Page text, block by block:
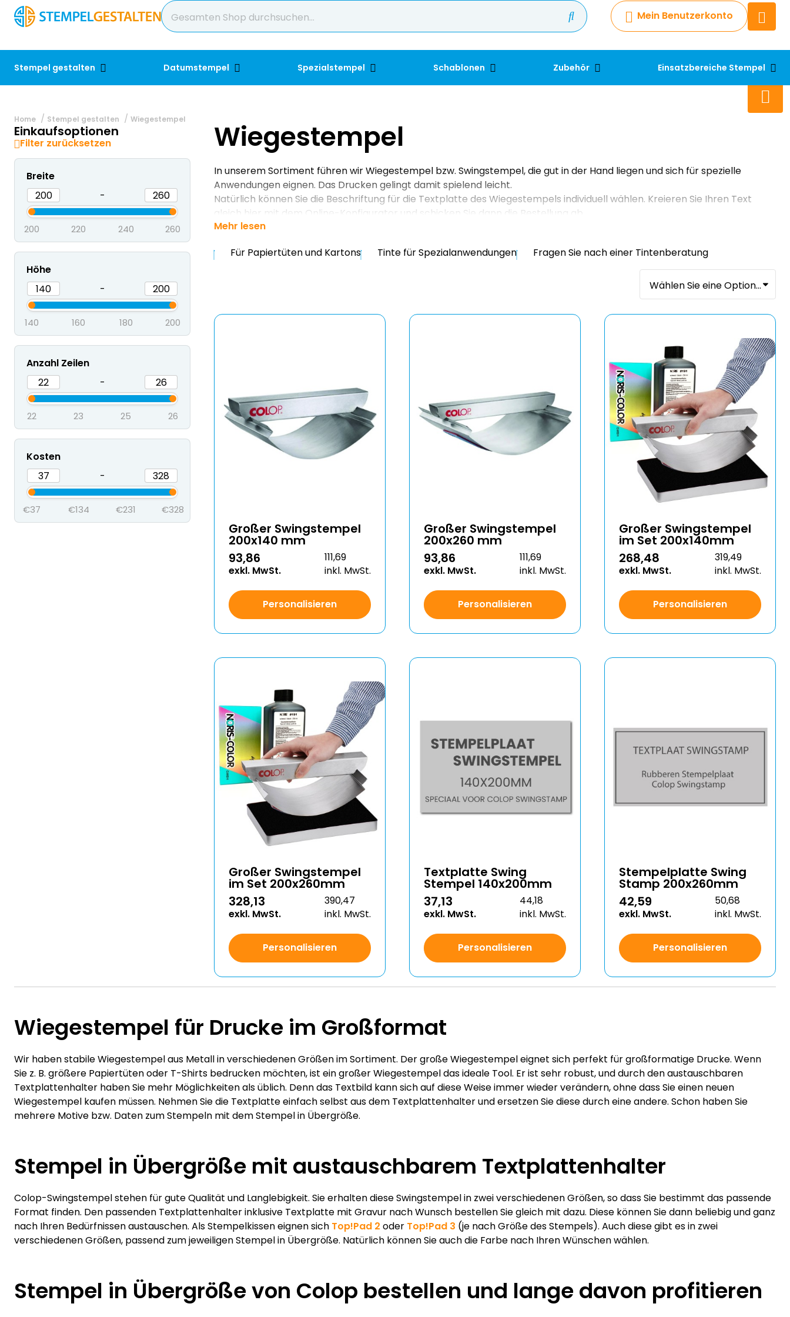
Mein Benutzerkonto
Stempel gestalten Datumstempel Spezialstempel Schablonen Zubehör Einsatzbereiche Stempel
Chatbot
Chatten Sie 24/7 mit unserem
+49 2038 0480 403
Home Stempel gestalten Wiegestempel Wiegestempel
In unserem Sortiment führen wir Wiegestempel bzw. Swingstempel, die gut in der Hand liegen und sich für spezielle
Anwendungen eignen. Das Drucken gelingt damit spielend leicht.
Natürlich können Sie die Beschriftung für die Textplatte des Wiegestempels individuell wählen. Kreieren Sie Ihren Text
gleich hier mit dem Online-Konfigurator und schicken Sie dann die Bestellung ab.
Mehr lesen
Für Papiertüten und Kartons
Tinte für Spezialanwendungen Fragen Sie nach einer Tintenberatung
Großer Swingstempel
200x140 mm
93,86
exkl. MwSt.
111,69
inkl. MwSt.
Personalisieren
Großer Swingstempel
200x260 mm
93,86
exkl. MwSt.
111,69
inkl. MwSt.
Personalisieren
Großer Swingstempel
im Set 200x140mm
268,48
exkl. MwSt.
319,49
inkl. MwSt.
Personalisieren
Großer Swingstempel
im Set 200x260mm
328,13
exkl. MwSt.
390,47
inkl. MwSt.
Personalisieren
Textplatte Swing
Stempel 140x200mm
37,13
exkl. MwSt.
44,18
inkl. MwSt.
Personalisieren
Stempelplatte Swing
Stamp 200x260mm
42,59
exkl. MwSt.
50,68
inkl. MwSt.
Personalisieren
Einkaufsoptionen
Filter zurücksetzen
Breite
-
200 220 240 260
Höhe
-
140 160 180 200
Anzahl Zeilen
-
22 23 25 26
Kosten
-
€37 €134 €231 €328
Wiegestempel für Drucke im Großformat
Wir haben stabile Wiegestempel aus Metall in verschiedenen Größen im Sortiment. Der große Wiegestempel eignet sich perfekt für großformatige Drucke. Wenn
Sie z. B. größere Papiertüten oder T-Shirts bedrucken möchten, ist ein großer Wiegestempel das ideale Tool. Er ist sehr robust, und durch den austauschbaren
Textplattenhalter haben Sie mehr Möglichkeiten als üblich. Denn das Textbild kann sich auf diese Weise immer wieder verändern, ohne dass Sie einen neuen
Wiegestempel kaufen müssen. Nehmen Sie die Textplatte einfach selbst aus dem Textplattenhalter und ersetzen Sie diese durch eine andere. Schon haben Sie
mehrere Motive bzw. Daten zum Stempeln mit dem Stempel in Übergröße.
Stempel in Übergröße mit austauschbarem Textplattenhalter
Colop-Swingstempel stehen für gute Qualität und Langlebigkeit. Sie erhalten diese Swingstempel in zwei verschiedenen Größen, so dass Sie bestimmt das passende
Format finden. Den passenden Textplattenhalter inklusive Textplatte mit Gravur nach Wunsch bestellen Sie gleich mit dazu. Diese können Sie dann beliebig und ganz
nach Ihren Bedürfnissen austauschen. Als Stempelkissen eignen sich Top!Pad 2 oder Top!Pad 3 (je nach Größe des Stempels). Auch diese gibt es in zwei
verschiedenen Größen, passend zum jeweiligen Stempel in Übergröße. Natürlich können Sie auch die Farbe nach Ihren Wünschen wählen.
Stempel in Übergröße von Colop bestellen und lange davon profitieren